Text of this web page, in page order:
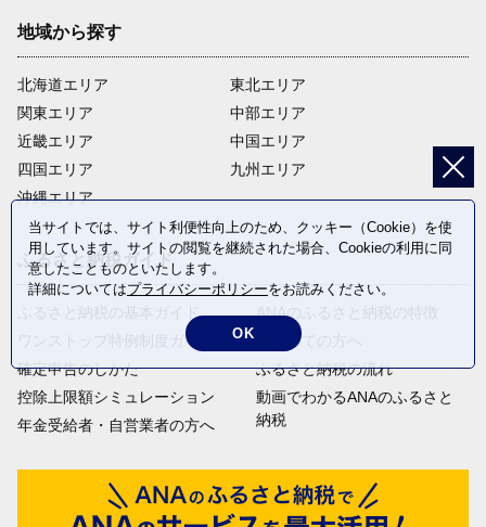
地域から探す
北海道エリア
関東エリア
近畿エリア
四国エリア
沖縄エリア
東北エリア
中部エリア
中国エリア
九州エリア
ふるさと納税ガイド
ふるさと納税の基本ガイド
ワンストップ特例制度ガイド
確定申告のしかた
控除上限額シミュレーション
年金受給者・自営業者の方へ
ANAのふるさと納税の特徴
はじめての方へ
ふるさと納税の流れ
動画でわかるANAのふるさと
納税
当サイトでは、サイト利便性向上のため、クッキー（Cookie）を使
用しています。サイトの閲覧を継続された場合、Cookieの利用に同
意したことものといたします。
詳細についてはプライバシーポリシーをお読みください。
OK